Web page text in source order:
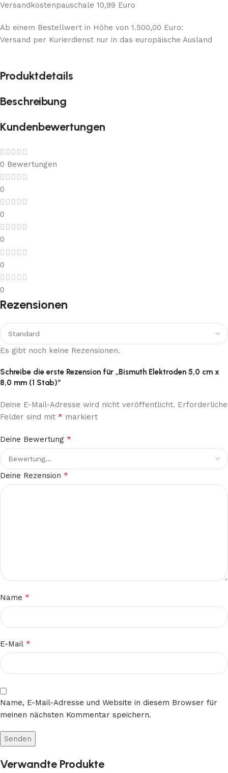
Versandkostenpauschale 10,99 Euro
Ab einem Bestellwert in Höhe von 1.500,00 Euro:
Versand per Kurierdienst nur in das europäische Ausland
Produktdetails
Beschreibung
Kundenbewertungen
0 Bewertungen
0
0
0
0
0
Rezensionen
Es gibt noch keine Rezensionen.
Schreibe die erste Rezension für „Bismuth Elektroden 5,0 cm x
8,0 mm (1 Stab)“
Deine E-Mail-Adresse wird nicht veröffentlicht. Erforderliche
Felder sind mit * markiert
Deine Bewertung *
Deine Rezension *
Name *
E-Mail *
Name, E-Mail-Adresse und Website in diesem Browser für
meinen nächsten Kommentar speichern.
Verwandte Produkte